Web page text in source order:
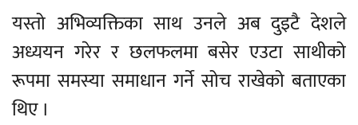
यस्तो अभिव्यक्तिका साथ उनले अब दुइटै देशले
अध्ययन गरेर र छलफलमा बसेर एउटा साथीको
रूपमा समस्या समाधान गर्ने सोच राखेको बताएका
थिए ।